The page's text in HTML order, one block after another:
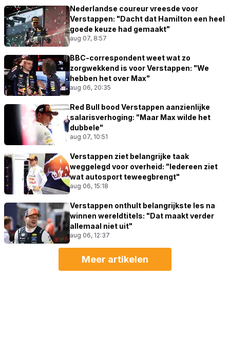
Nederlandse coureur vreesde voor
Verstappen: "Dacht dat Hamilton een heel
goede keuze had gemaakt"
aug 07, 8:57
BBC-correspondent weet wat zo
zorgwekkend is voor Verstappen: "We
hebben het over Max"
aug 06, 20:35
Red Bull bood Verstappen aanzienlijke
salarisverhoging: "Maar Max wilde het
dubbele"
aug 07, 10:51
Verstappen ziet belangrijke taak
weggelegd voor overheid: "Iedereen ziet
wat autosport teweegbrengt"
aug 06, 15:18
Verstappen onthult belangrijkste les na
winnen wereldtitels: "Dat maakt verder
allemaal niet uit"
aug 06, 12:37
Meer artikelen